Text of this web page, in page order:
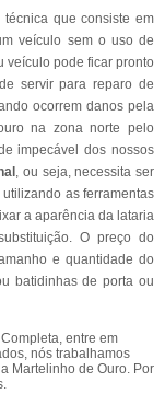
que consiste em
veículo sem o uso de
veículo pode ficar pronto
servir para reparo de
ocorrem danos pela
na zona norte pelo
impecável dos nossos
, ou seja, necessita ser
as ferramentas
a aparência da lataria
O preço do
e quantidade do
batidinhas de porta ou
entre em
nós trabalhamos
Martelinho de Ouro. Por